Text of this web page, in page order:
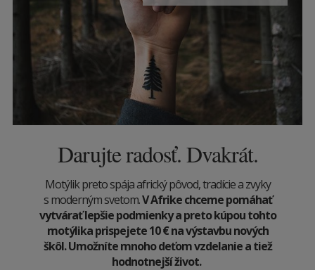
Darujte radosť. Dvakrát.
Motýlik preto spája africký pôvod, tradície a zvyky
s moderným svetom.V Afrike chceme pomáhať
vytvárať lepšie podmienky a preto kúpou tohto
motýlika prispejete 10€na výstavbu nových
škôl. Umožníte mnoho deťom vzdelanie a tiež
hodnotnejší život.